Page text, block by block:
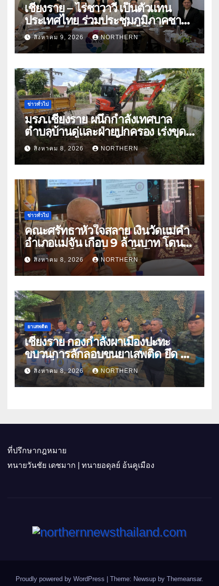
เชียงราย – ไร่ชาวาวี เป็นตัวแทน
ประเทศไทย ร่วมประชุมภูมิภาคชา
อาเซียน ATO 2026 ที่อินโดนีเซีย
หารืออนาคตอุตสาหกรรมชา
ท่ามกลางความท้าทายโลก
สิงหาคม 9, 2026 NORTHERN
ข่าวทั่วไป
มรภ.เชียงราย ผนึกกำลังเทศบาล
ตำบลบ้านดู่และฝ่ายปกครอง เร่งขุด
ลอกสิ่งกีดขวางทางน้ำ ป้องกันและลด
ปัญหาน้ำท่วม
สิงหาคม 8, 2026 NORTHERN
ข่าวทั่วไป
คณะศรัทธาหัวใจสลาย เงินวัดแม่คำ
อำเภอแม่จัน เกือบ 9 ล้านบาท โดน
แก๊งคอลเซ็นเตอร์หลอกให้โอนข้าม
ปีกว่า 66 บัญชี
สิงหาคม 8, 2026 NORTHERN
ยาเสพติด
เชียงราย กองกำลังผาเมืองปะทะ
ขบวนการลักลอบขนยาเสพติด ยึด 2
ล้านเม็ด
สิงหาคม 8, 2026 NORTHERN
ที่ปรึกษากฎหมาย
ทนายวันชัย เดชมาก | ทนายอดุลย์ อ้นคูเมือง
Proudly powered by WordPress | Theme: Newsup by Themeansar.